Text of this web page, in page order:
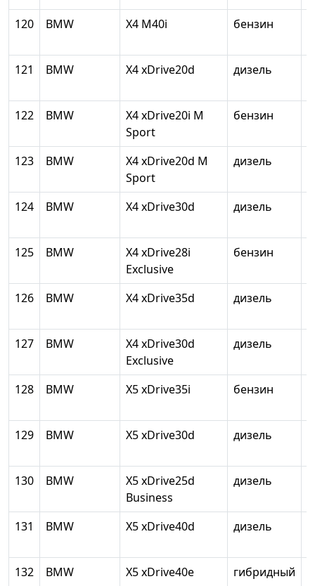
120 BMW X4 M40i бензин
121 BMW X4 xDrive20d дизель
122 BMW
X4 xDrive20i M
Sport
бензин
123 BMW
X4 xDrive20d M
Sport
дизель
124 BMW X4 xDrive30d дизель
125 BMW
X4 xDrive28i
Exclusive
бензин
126 BMW X4 xDrive35d дизель
127 BMW
X4 xDrive30d
Exclusive
дизель
128 BMW X5 xDrive35i бензин
129 BMW X5 xDrive30d дизель
130 BMW
X5 xDrive25d
Business
дизель
131 BMW X5 xDrive40d дизель
132 BMW X5 xDrive40e гибридный